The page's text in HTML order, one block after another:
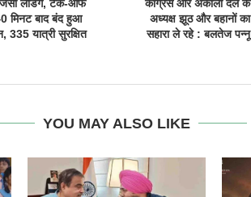
लैंडिंग, टेक-ऑफ
मिनट बाद बंद हुआ
335 यात्री सुरक्षित
कांग्रेस और अकाली दल के
अध्यक्ष झूठ और बहानों का
सहारा ले रहे : बलतेज पन्नू
YOU MAY ALSO LIKE